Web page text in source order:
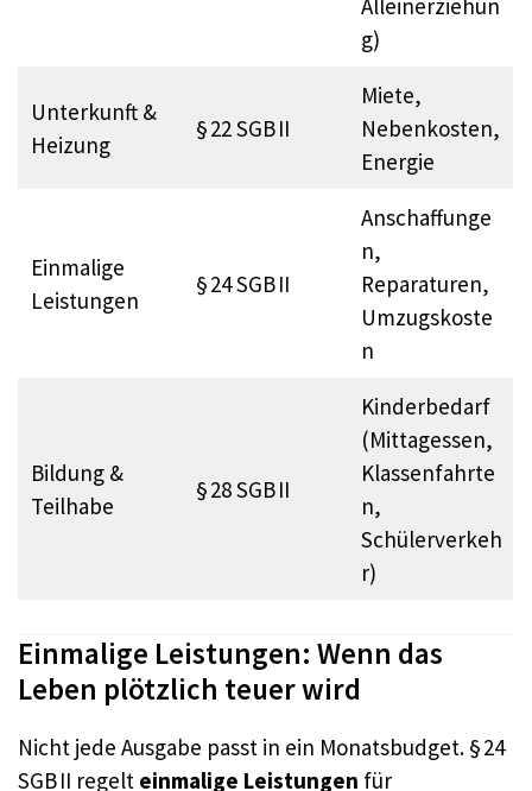
Alleinerziehun
g)
Unterkunft &
Heizung
§ 22 SGB II
Miete,
Nebenkosten,
Energie
Einmalige
Leistungen
§ 24 SGB II
Anschaffunge
n,
Reparaturen,
Umzugskoste
n
Bildung &
Teilhabe
§ 28 SGB II
Kinderbedarf
(Mittagessen,
Klassenfahrte
n,
Schülerverkeh
r)
Einmalige Leistungen: Wenn das
Leben plötzlich teuer wird
Nicht jede Ausgabe passt in ein Monatsbudget. § 24
SGB II regelt einmalige Leistungen für